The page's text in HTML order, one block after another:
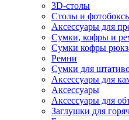
3D-столы
Столы и
Аксессуары для
Сумки, кофры и
Сумки кофры
Ремни
Сумки для
Аксессуары для
Аксессуары
Аксессуары для
Заглушки для